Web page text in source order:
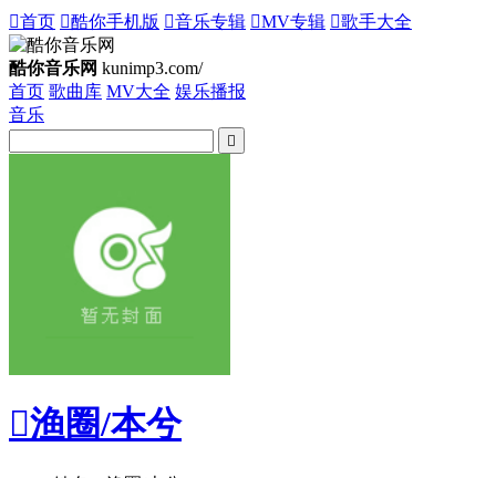
首页 酷你手机版 音乐专辑 MV专辑 歌手大全
酷你音乐网 kunimp3.com/
首页 歌曲库 MV大全 娱乐播报
音乐

渔圈/本兮